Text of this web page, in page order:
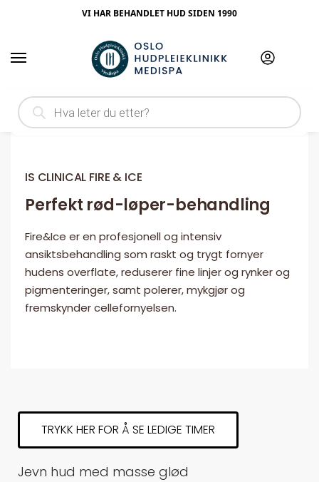
VI HAR BEHANDLET HUD SIDEN 1990
Hjem
IS CLINICAL FIRE & ICE
Perfekt rød-løper-behandling
Fire&Ice er en profesjonell og intensiv
ansiktsbehandling som raskt og trygt fornyer
hudens overflate, reduserer fine linjer og rynker og
pigmenteringer, samt polerer, mykgjør og
fremskynder cellefornyelsen.
TRYKK HER FOR Å SE LEDIGE TIMER
Jevn hud med masse glød